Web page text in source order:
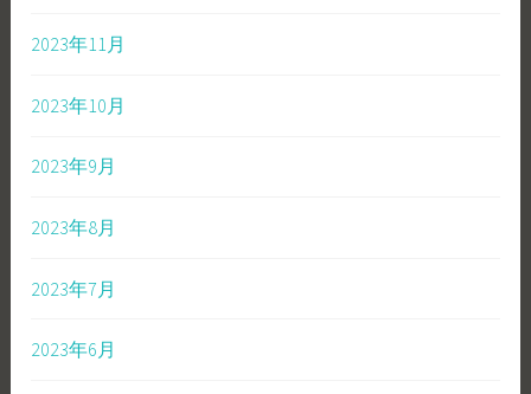
2023年11月
2023年10月
2023年9月
2023年8月
2023年7月
2023年6月